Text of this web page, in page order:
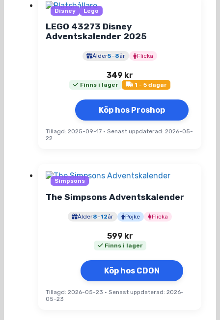
Disney Lego
LEGO 43273 Disney
Adventskalender 2025
Ålder5–8år Flicka
349 kr
Finns i lager 1 - 5 dagar
Köp hos Proshop
Tillagd: 2025-09-17 • Senast uppdaterad: 2026-05-
22
Simpsons
The Simpsons Adventskalender
Ålder8–12år Pojke Flicka
599 kr
Finns i lager
Köp hos CDON
Tillagd: 2026-05-23 • Senast uppdaterad: 2026-
05-23